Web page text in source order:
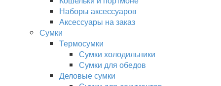
Наборы аксессуаров
Аксессуары на заказ
Сумки
Термосумки
Сумки холодильники
Сумки для обедов
Деловые сумки